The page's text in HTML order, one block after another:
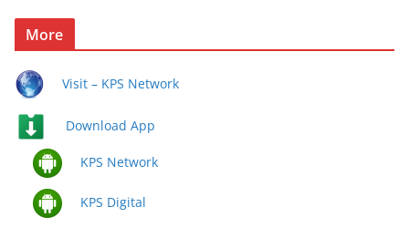
More
Visit – KPS Network
Download App
KPS Network
KPS Digital